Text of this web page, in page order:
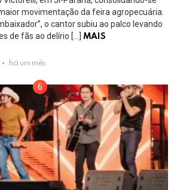
movimentação da feira agropecuária.
o cantor subiu ao palco levando
de fãs ao delírio […]
MAIS
há um mês